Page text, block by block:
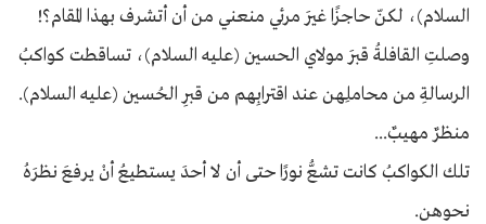
السلام)، لكنّ حاجزًا غيرَ مرئي منعني من أن أتشرف بهذا المقام؟!
وصلتِ القافلةُ قبرَ مولاي الحسين (عليه السلام)، تساقطت كواكبُ
الرسالةِ من محاملِهن عند اقترابِهم من قبرِ الحُسين (عليه السلام).
منظرٌ مهيبٌ...
تلك الكواكبُ كانت تشعُّ نورًا حتى أن لا أحدَ يستطيعُ أنْ يرفعَ نظرَهُ
نحوهن.